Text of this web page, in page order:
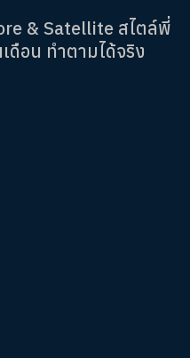
& Satellite สไตล์พี่
ดือน ทำตามได้จริง